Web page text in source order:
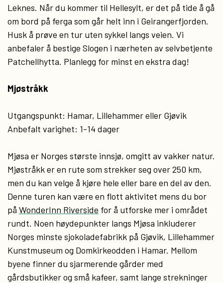
Leknes. Når du kommer til Hellesylt, er det på tide å gå
om bord på ferga som går helt inn i Geirangerfjorden.
Husk å prøve en tur uten sykkel langs veien. Vi
anbefaler å bestige Slogen i nærheten av selvbetjente
Patchellhytta. Planlegg for minst en ekstra dag!
Mjøstråkk
Utgangspunkt: Hamar, Lillehammer eller Gjøvik
Anbefalt varighet: 1-14 dager
Mjøsa er Norges største innsjø, omgitt av vakker natur.
Mjøstråkk er en rute som strekker seg over 250 km,
men du kan velge å kjøre hele eller bare en del av den.
Denne turen kan være en flott aktivitet mens du bor
på WonderInn Riverside for å utforske mer i området
rundt. Noen høydepunkter langs Mjøsa inkluderer
Norges minste sjokoladefabrikk på Gjøvik, Lillehammer
Kunstmuseum og Domkirkeodden i Hamar. Mellom
byene finner du sjarmerende gårder med
gårdsbutikker og små kafeer, samt lange strekninger